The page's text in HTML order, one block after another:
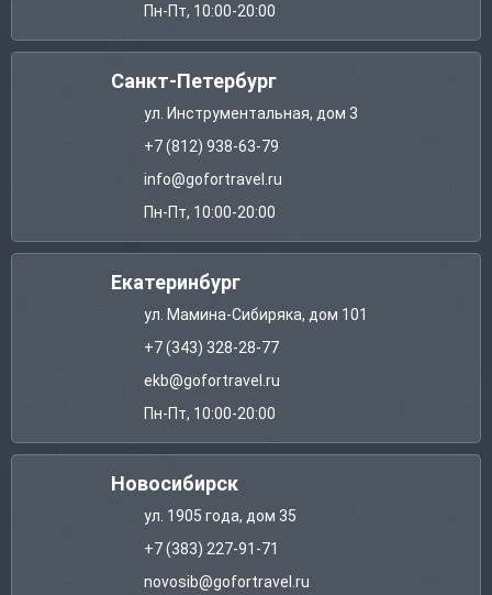
Пн-Пт, 10:00-20:00
Санкт-Петербург
ул. Инструментальная, дом 3
+7 (812) 938-63-79
info@gofortravel.ru
Пн-Пт, 10:00-20:00
Екатеринбург
ул. Мамина-Сибиряка, дом 101
+7 (343) 328-28-77
ekb@gofortravel.ru
Пн-Пт, 10:00-20:00
Новосибирск
ул. 1905 года, дом 35
+7 (383) 227-91-71
novosib@gofortravel.ru